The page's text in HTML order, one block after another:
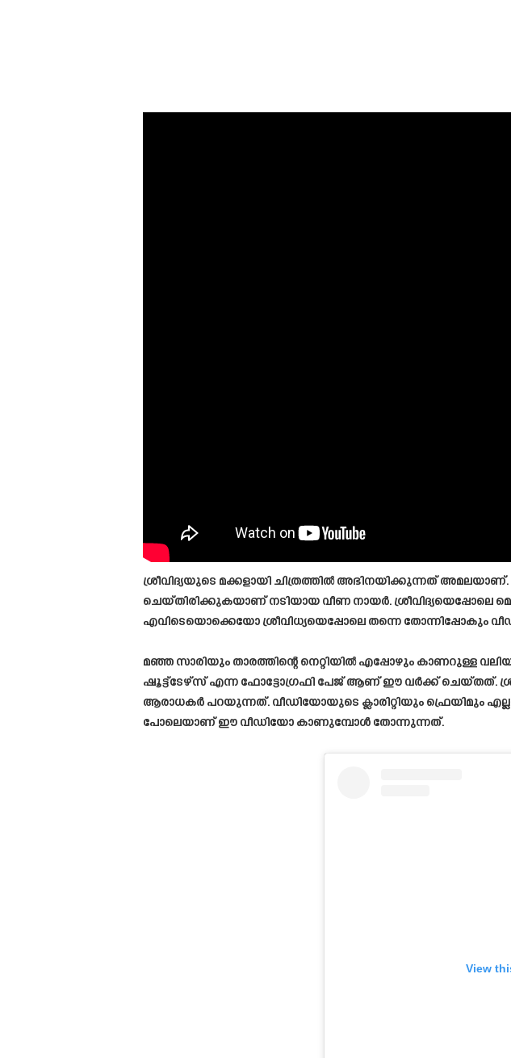
ശ്രീവിദ്യയുടെ മക്കളായി ചിത്രത്തിൽ അഭിനയിക്കുന്നത്
ചെയ്തിരിക്കുകയാണ് നടിയായ വീണ നായർ.
എവിടെയൊക്കെയോ ശ്രീവിധ്യയെപ്പോലെ തന്നെ തോന്നിപ്പോകും
മഞ്ഞ സാരിയും താരത്തിന്റെ നെറ്റിയിൽ എപ്പോഴും കാണറുള്ള
ഷൂട്ട്ടേഴ്സ് എന്ന ഫോട്ടോഗ്രഫി പേജ് ആണ് ഈ വർക്ക്‌ ചെയ്തത്.
ആരാധകർ പറയുന്നത്. വീഡിയോയുടെ ക്ലാരിറ്റിയും ഫ്രെയിമും
പോലെയാണ് ഈ വീഡിയോ കാണുമ്പോൾ തോന്നുന്നത്.
View